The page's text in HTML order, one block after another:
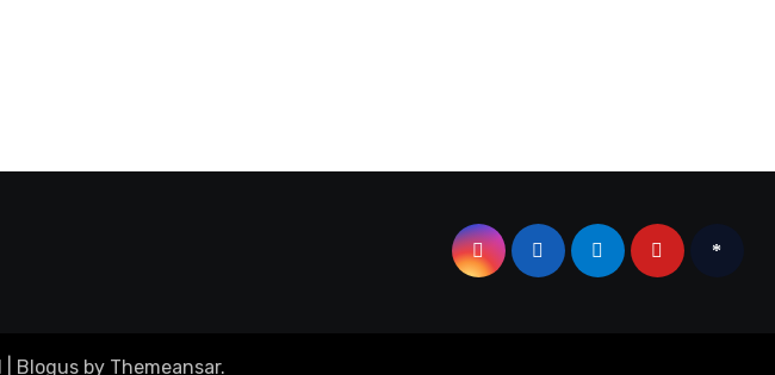
Blogusby Themeansar.